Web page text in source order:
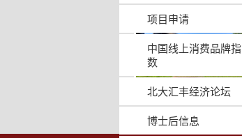
项目申请
中国线上消费品牌指
数
北大汇丰经济论坛
博士后信息